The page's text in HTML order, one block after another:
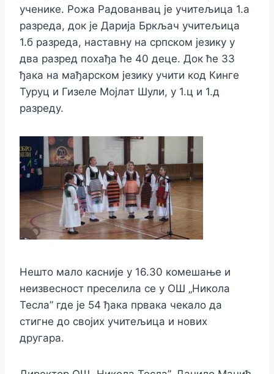
ученике. Рожа Радованвац је учитељица 1.а
разреда, док је Дарија Бркљач учитељица
1.б разреда, наставну на српском језику у
два разред похађа ће 40 деце. Док ће 33
ђака на мађарском језику учити код Кинге
Туруц и Гизеле Мојлат Шули, у 1.ц и 1.д
разреду.
Нешто мало касније у 16.30 комешање и
неизвесност преселила се у ОШ „Никола
Тесла” где је 54 ђака првака чекало да
стигне до својих учитељица и нових
другара.